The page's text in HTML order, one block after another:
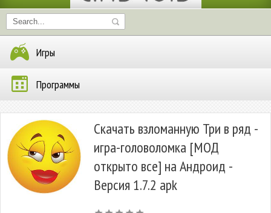
Игры
Программы
Скачать взломанную Три в ряд -
игра-головоломка [МОД
открыто все] на Андроид -
Версия 1.7.2 apk